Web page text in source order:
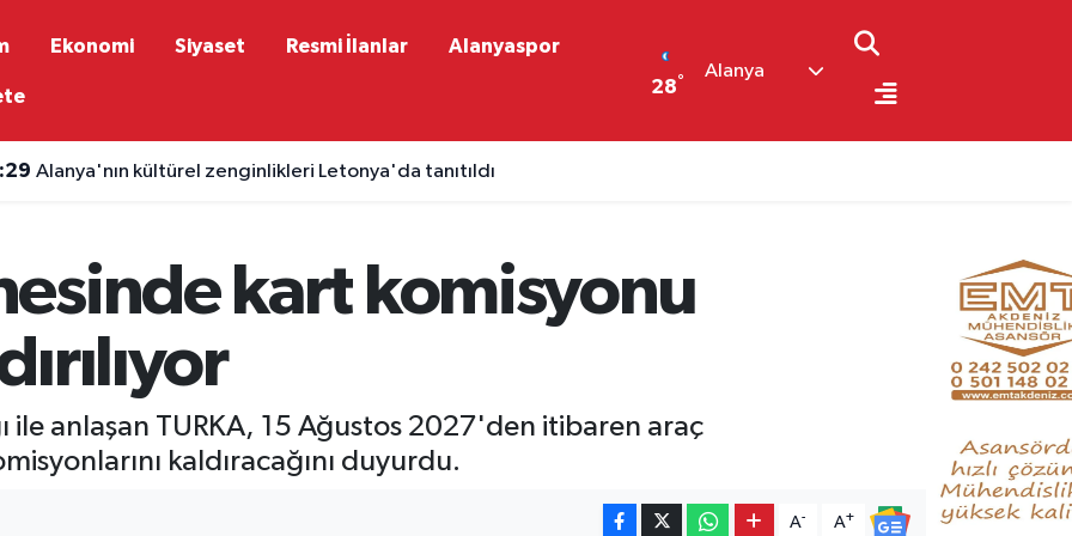
Ekonomi Siyaset Resmi İlanlar Alanyaspor
28°
Alanya
Alanya'nın kültürel zenginlikleri Letonya'da tanıtıldı
kart komisyonu
ile anlaşan TURKA, 15 Ağustos 2027'den itibaren araç
kaldıracağını duyurdu.
A- A+